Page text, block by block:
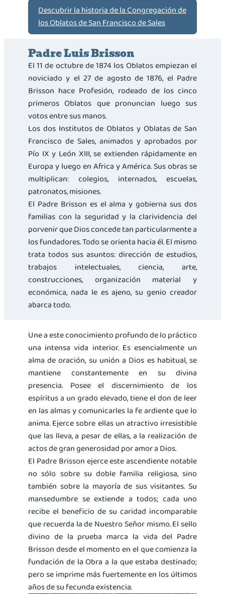
Descubrir la historia de la Congregación de
los Oblatos de San Francisco de Sales
Padre Luis Brisson
El 11 de octubre de 1874 los Oblatos empiezan el
noviciado y el 27 de agosto de 1876, el Padre
Brisson hace Profesión, rodeado de los cinco
primeros Oblatos que pronuncian luego sus
votos entre sus manos.
Los dos Institutos de Oblatos y Oblatas de San
Francisco de Sales, animados y aprobados por
Pío IX y León XIII, se extienden rápidamente en
Europa y luego en Africa y América. Sus obras se
multiplican: colegios, internados, escuelas,
patronatos, misiones.
El Padre Brisson es el alma y gobierna sus dos
familias con la seguridad y la clarividencia del
porvenir que Dios concede tan particularmente a
los fundadores. Todo se orienta hacia él. El mismo
trata todos sus asuntos: dirección de estudios,
trabajos intelectuales, ciencia, arte,
construcciones, organización material y
económica, nada le es ajeno, su genio creador
abarca todo.
Une a este conocimiento profundo de lo práctico
una intensa vida interior. Es esencialmente un
alma de oración, su unión a Dios es habitual, se
mantiene constantemente en su divina
presencia. Posee el discernimiento de los
espíritus a un grado elevado, tiene el don de leer
en las almas y comunicarles la fe ardiente que lo
anima. Ejerce sobre ellas un atractivo irresistible
que las lleva, a pesar de ellas, a la realización de
actos de gran generosidad por amor a Dios.
El Padre Brisson ejerce este ascendiente notable
no sólo sobre su doble familia religiosa, sino
también sobre la mayoría de sus visitantes. Su
mansedumbre se extiende a todos; cada uno
recibe el beneficio de su caridad incomparable
que recuerda la de Nuestro Señor mismo. El sello
divino de la prueba marca la vida del Padre
Brisson desde el momento en el que comienza la
fundación de la Obra a la que estaba destinado;
pero se imprime más fuertemente en los últimos
años de su fecunda existencia.